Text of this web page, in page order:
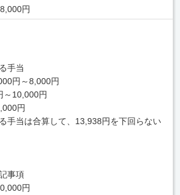
円
手当
円～8,000円
～10,000円
円
手当は合算して、13,938円を下回らない
事項
円